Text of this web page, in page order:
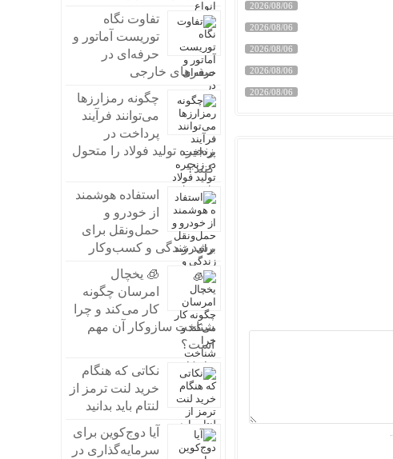
2026/08/06
2026/08/06
2026/08/06
2026/08/06
2026/08/06
تفاوت نگاه
توریست آماتور و
حرفه‌ای در
سفرهای خارجی
چگونه رمزارزها
می‌توانند فرآیند
پرداخت در
زنجیره تولید فولاد را متحول
کنند؟
استفاده هوشمند
از خودرو و
حمل‌ونقل برای
رشد زندگی و کسب‌وکار
🧊 یخچال
امرسان چگونه
کار می‌کند و چرا
شناخت سازوکار آن مهم
است؟
نکاتی که هنگام
خرید لنت ترمز از
لنتام باید بدانید
آیا دوج‌کوین برای
سرمایه‌گذاری در